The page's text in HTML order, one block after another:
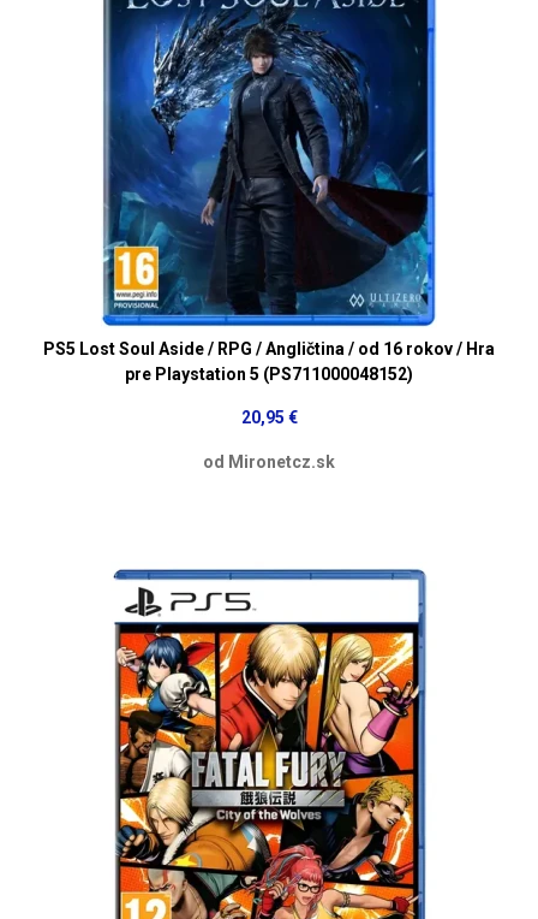
PS5 Lost Soul Aside / RPG / Angličtina / od 16 rokov / Hra
pre Playstation 5 (PS711000048152)
20,95 €
od Mironetcz.sk